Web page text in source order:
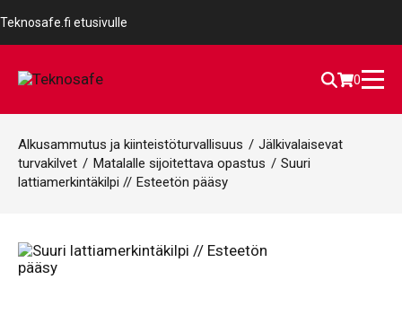
Teknosafe.fi etusivulle
0
Alkusammutus ja kiinteistöturvallisuus / Jälkivalaisevat
turvakilvet / Matalalle sijoitettava opastus / Suuri
lattiamerkintäkilpi // Esteetön pääsy